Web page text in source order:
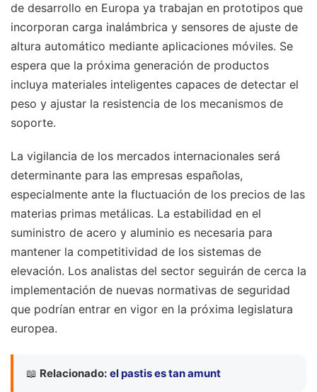
de desarrollo en Europa ya trabajan en prototipos que
incorporan carga inalámbrica y sensores de ajuste de
altura automático mediante aplicaciones móviles. Se
espera que la próxima generación de productos
incluya materiales inteligentes capaces de detectar el
peso y ajustar la resistencia de los mecanismos de
soporte.
La vigilancia de los mercados internacionales será
determinante para las empresas españolas,
especialmente ante la fluctuación de los precios de las
materias primas metálicas. La estabilidad en el
suministro de acero y aluminio es necesaria para
mantener la competitividad de los sistemas de
elevación. Los analistas del sector seguirán de cerca la
implementación de nuevas normativas de seguridad
que podrían entrar en vigor en la próxima legislatura
europea.
📖 Relacionado: el pastis es tan amunt